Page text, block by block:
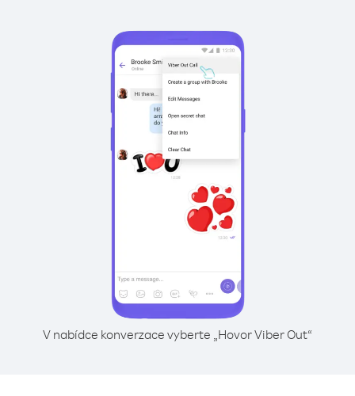
V nabídce konverzace vyberte „Hovor Viber Out“